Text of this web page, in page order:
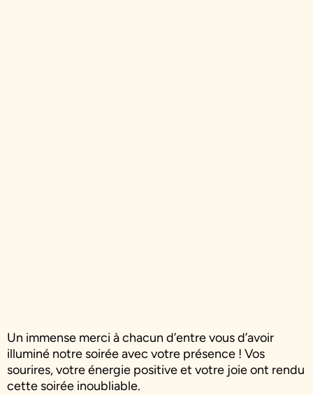
Un immense merci à chacun d’entre vous d’avoir
illuminé notre soirée avec votre présence ! Vos
sourires, votre énergie positive et votre joie ont rendu
cette soirée inoubliable.